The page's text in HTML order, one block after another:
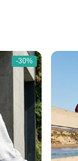
-30%